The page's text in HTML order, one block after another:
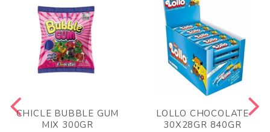
CHICLE BUBBLE GUM
MIX 300GR
LOLLO CHOCOLATE
30X28GR 840GR